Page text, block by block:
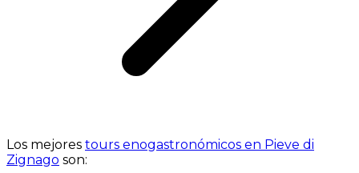
Los mejores tours enogastronómicos en Pieve di
Zignago son: